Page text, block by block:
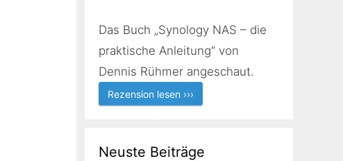
Das Buch „Synology NAS – die
praktische Anleitung“ von
Dennis Rühmer angeschaut.
Rezension lesen ›››
Neuste Beiträge